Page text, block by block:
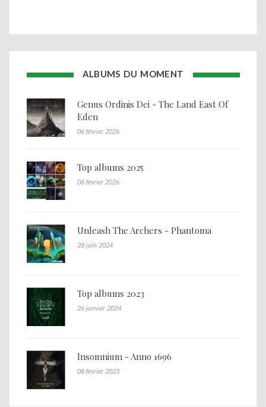
ALBUMS DU MOMENT
Genus Ordinis Dei - The Land East Of
Eden
06 février 2026
Top albums 2025
06 février 2026
Unleash The Archers - Phantoma
28 juin 2024
Top albums 2023
26 janvier 2024
Insomnium - Anno 1696
08 février 2023